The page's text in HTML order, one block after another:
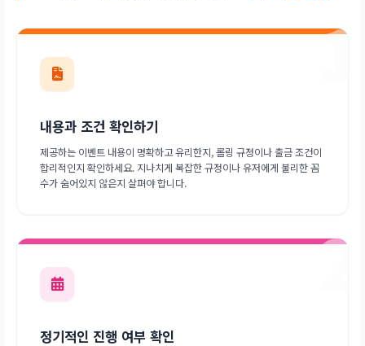
1
내용과 조건 확인하기
제공하는 이벤트 내용이 명확하고 유리한지, 롤링 규정이나 출금 조건이
합리적인지 확인하세요. 지나치게 복잡한 규정이나 유저에게 불리한 꼼
수가 숨어있지 않은지 살펴야 합니다.
2
정기적인 진행 여부 확인